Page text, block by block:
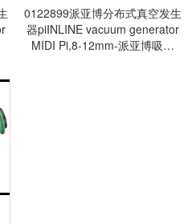
0122899派亚博分布式真空发生
器piINLINE vacuum generator
MIDI Pi,8-12mm-派亚博吸盘